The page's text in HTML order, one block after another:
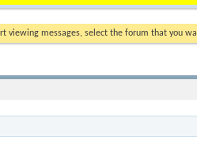
viewing messages, select the forum that you